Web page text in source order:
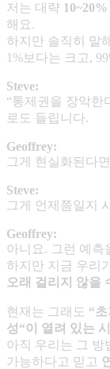
저는 대략 10~20%
해요.
하지만 솔직히 말
1%보다는 크고,
Steve:
“통제권을 장악한
로도 들립니다.
Geoffrey:
그게 현실화된다
Steve:
그게 언제쯤일지
Geoffrey:
아니요. 그런 예측
하지만 지금 우리
오래 걸리지 않을
현재는 그래도 “
성“이 열려 있는
아직 우리는 그 방
가능하다고 믿고